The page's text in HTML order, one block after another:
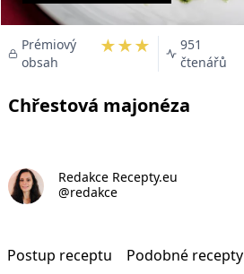
Prémiový
obsah
★★★
951
čtenářů
Chřestová majonéza
Redakce Recepty.eu
@redakce
Postup receptu Podobné recepty